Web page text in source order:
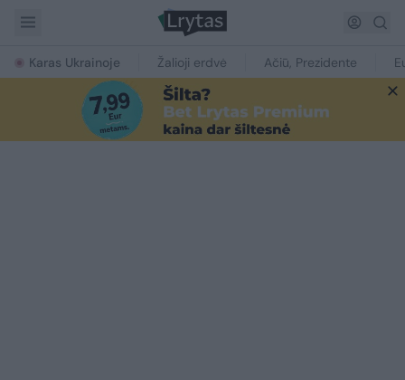
Karas Ukrainoje Žalioji erdvė Ačiū, Prezidente